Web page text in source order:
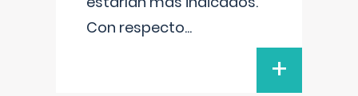
Con respecto...
+